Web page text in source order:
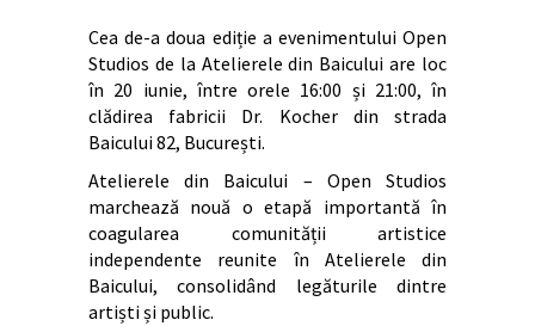
Cea de-a doua ediție a evenimentului Open
Studios de la Atelierele din Baicului are loc
în 20 iunie, între orele 16:00 și 21:00, în
clădirea fabricii Dr. Kocher din strada
Baicului 82, București.
Atelierele din Baicului – Open Studios
marchează nouă o etapă importantă în
coagularea comunității artistice
independente reunite în Atelierele din
Baicului, consolidând legăturile dintre
artiști și public.